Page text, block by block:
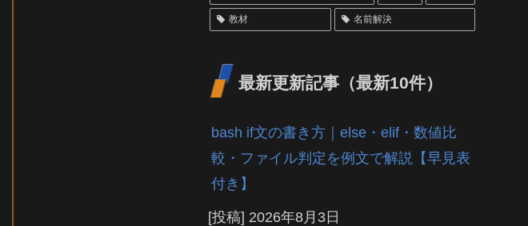
教材 名前解決
最新更新記事（最新10件）
bash if文の書き方｜else・elif・数値比
較・ファイル判定を例文で解説【早見表
付き】
[投稿] 2026年8月3日